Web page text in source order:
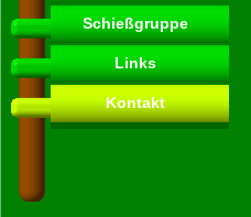
Schießgruppe
Links
Kontakt